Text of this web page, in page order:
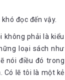
đọc đến vậy.
không phải là kiểu
loại sách như
nói điều đó trong
Có lẽ tôi là một kẻ